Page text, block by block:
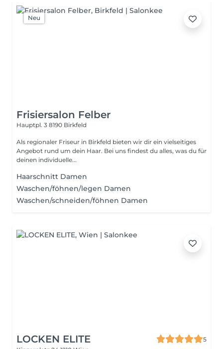
Neu
Frisiersalon Felber
Hauptpl. 3 8190 Birkfeld
Als regionaler Friseur in Birkfeld bieten wir dir ein vielseitiges
Angebot rund um dein Haar. Bei uns findest du alles, was du für
deinen individuelle...
Haarschnitt Damen
Waschen/föhnen/legen Damen
Waschen/schneiden/föhnen Damen
LOCKEN ELITE
5